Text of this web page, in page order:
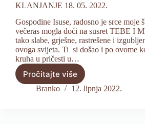
KLANJANJE 18. 05. 2022.
Gospodine Isuse, radosno je srce moje
večeras mogla doći na susret TEBE I
tako slabe, grješne, rastrešene i
ovoga svijeta. Ti si došao i po ovome
kruha u pričesti u…
Pročitajte više
KLANJANJE
18.
Branko 12. lipnja 2022.